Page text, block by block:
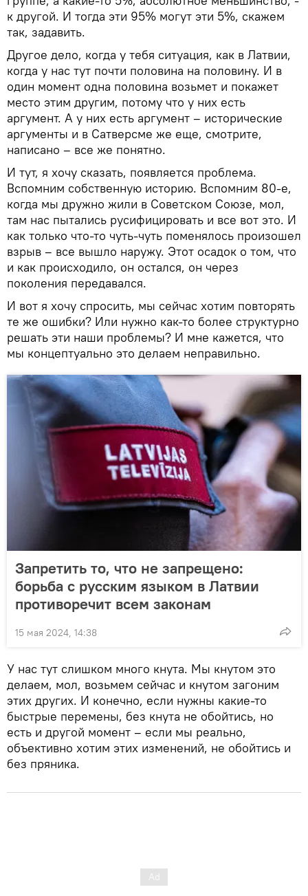
к другой. И тогда эти 95% могут эти 5%, скажем
так, задавить.
Другое дело, когда у тебя ситуация, как в Латвии,
когда у нас тут почти половина на половину. И в
один момент одна половина возьмет и покажет
место этим другим, потому что у них есть
аргумент. А у них есть аргумент – исторические
аргументы и в Сатверсме же еще, смотрите,
написано – все же понятно.
И тут, я хочу сказать, появляется проблема.
Вспомним собственную историю. Вспомним 80-е,
когда мы дружно жили в Советском Союзе, мол,
там нас пытались русифицировать и все вот это. И
как только что-то чуть-чуть поменялось произошел
взрыв – все вышло наружу. Этот осадок о том, что
и как происходило, он остался, он через
поколения передавался.
И вот я хочу спросить, мы сейчас хотим повторять
те же ошибки? Или нужно как-то более структурно
решать эти наши проблемы? И мне кажется, что
мы концептуально это делаем неправильно.
Запретить то, что не запрещено:
борьба с русским языком в Латвии
противоречит всем законам
15 мая 2024, 14:38
У нас тут слишком много кнута. Мы кнутом это
делаем, мол, возьмем сейчас и кнутом загоним
этих других. И конечно, если нужны какие-то
быстрые перемены, без кнута не обойтись, но
есть и другой момент – если мы реально,
объективно хотим этих изменений, не обойтись и
без пряника.